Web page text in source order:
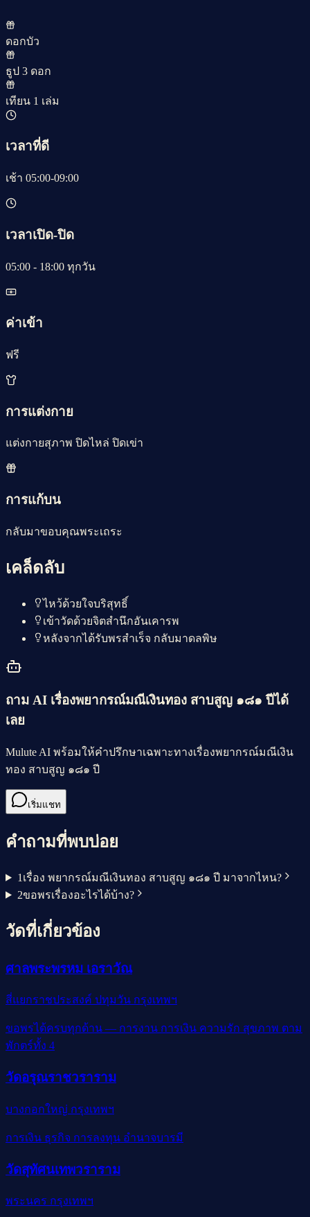
ดอกบัว
ธูป 3 ดอก
เทียน 1 เล่ม
เวลาที่ดี
เช้า 05:00-09:00
เวลาเปิด-ปิด
05:00 - 18:00 ทุกวัน
ค่าเข้า
ฟรี
การแต่งกาย
แต่งกายสุภาพ ปิดไหล่ ปิดเข่า
การแก้บน
กลับมาขอบคุณพระเถระ
เคล็ดลับ
ไหว้ด้วยใจบริสุทธิ์
เข้าวัดด้วยจิตสำนึกอันเคารพ
หลังจากได้รับพรสำเร็จ กลับมาดลพิษ
ถาม AI เรื่องพยากรณ์มณีเงินทอง สาบสูญ ๑๘๑ ปีได้
เลย
Mulute AI พร้อมให้คำปรึกษาเฉพาะทางเรื่องพยากรณ์มณีเงิน
ทอง สาบสูญ ๑๘๑ ปี
เริ่มแชท
คำถามที่พบบ่อย
1 เรื่อง พยากรณ์มณีเงินทอง สาบสูญ ๑๘๑ ปี มาจากไหน?
2ขอพรเรื่องอะไรได้บ้าง?
วัดที่เกี่ยวข้อง
ศาลพระพรหม เอราวัณ
สี่แยกราชประสงค์ ปทุมวัน กรุงเทพฯ
ขอพรได้ครบทุกด้าน — การงาน การเงิน ความรัก สุขภาพ ตาม
พักตร์ทั้ง 4
วัดอรุณราชวราราม
บางกอกใหญ่ กรุงเทพฯ
การเงิน ธุรกิจ การลงทุน อำนาจบารมี
วัดสุทัศนเทพวราราม
พระนคร กรุงเทพฯ